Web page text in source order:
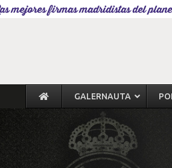
mejores firmas madridistas del
GALERNAUTA